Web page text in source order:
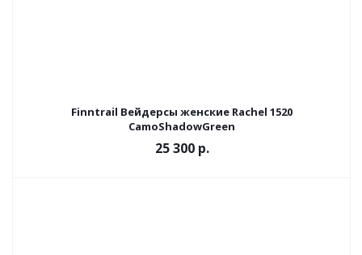
Finntrail Вейдерсы женские Rachel 1520
CamoShadowGreen
25 300 р.